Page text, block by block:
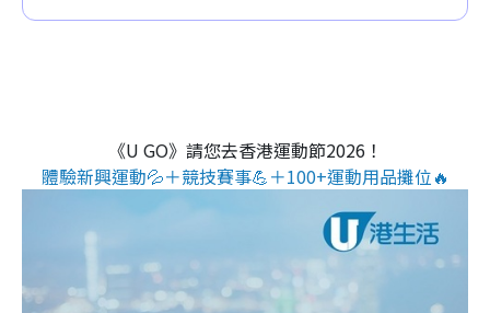
《U GO》請您去香港運動節2026！
體驗新興運動💦＋競技賽事💪＋100+運動用品攤位🔥